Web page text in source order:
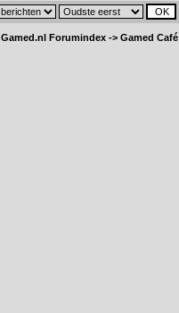
Gamed.nl Forumindex -> Gamed Café